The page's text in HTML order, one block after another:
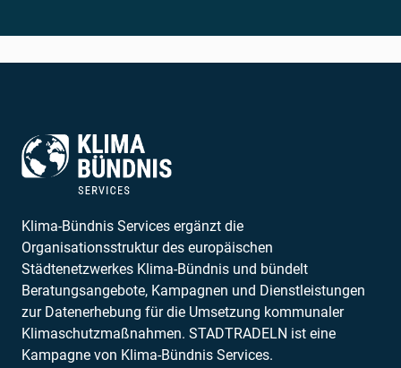
Klima-Bündnis Services ergänzt die
Organisationsstruktur des europäischen
Städtenetzwerkes Klima-Bündnis und bündelt
Beratungsangebote, Kampagnen und Dienstleistungen
zur Datenerhebung für die Umsetzung kommunaler
Klimaschutzmaßnahmen. STADTRADELN ist eine
Kampagne von Klima-Bündnis Services.